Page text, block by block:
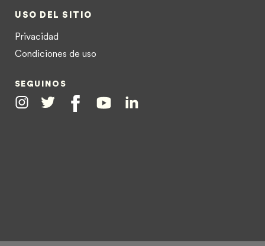
USO DEL SITIO
Privacidad
Condiciones de uso
SEGUINOS
InstagramTwitter FacebookYoutubeLinkedin